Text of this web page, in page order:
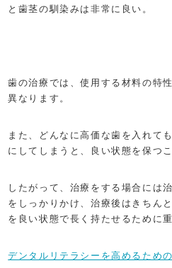
と歯茎の馴染みは非常に良い。
歯の治療では、使用する材料の特
異なります。
また、どんなに高価な歯を入れて
にしてしまうと、良い状態を保つ
したがって、治療をする場合には
をしっかりかけ、治療後はきちん
を良い状態で長く持たせるために
デンタルリテラシーを高めるため